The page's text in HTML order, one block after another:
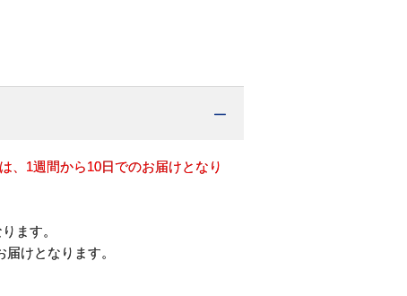
、1週間から10日でのお届けとなり
ます。
けとなります。